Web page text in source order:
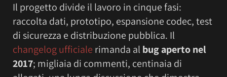
Il progetto divide il lavoro in cinque fasi:
raccolta dati, prototipo, espansione codec, test
di sicurezza e distribuzione pubblica. Il
changelog ufficiale rimanda al bug aperto nel
2017; migliaia di commenti, centinaia di